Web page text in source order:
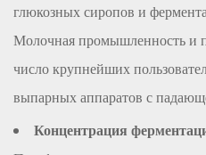
глюкозных сиропов и
Молочная промышленность и
число крупнейших
выпарных аппаратов с
Концентрация